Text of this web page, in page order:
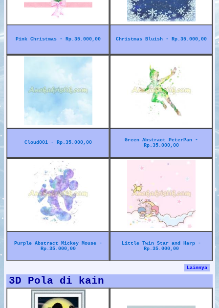
Pink Christmas - Rp.35.000,00 Christmas Bluish - Rp.35.000,00
Cloud001 - Rp.35.000,00
Green Abstract PeterPan -
Rp.35.000,00
Purple Abstract Mickey Mouse -
Rp.35.000,00
Little Twin Star and Harp -
Rp.35.000,00
Lainnya
3D Pola di kain